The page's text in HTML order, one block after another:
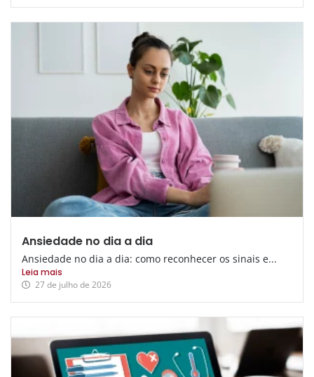
Ansiedade no dia a dia
Ansiedade no dia a dia: como reconhecer os sinais e...
Leia mais
27 de julho de 2026